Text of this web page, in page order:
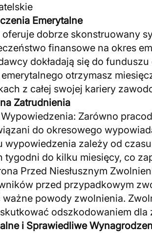
Emerytalne
oferuje dobrze skonstruowany
finansowe na okres
dokładają się do
otrzymasz
z całej swojej kariery
Zatrudnienia
Zarówno
do okresowego
wypowiedzenia zależy od
tygodni do kilku miesięcy, co
Przed Niesłusznym
przed przypadkowym
ważne powody zwolnienia.
odszkodowaniem
i Sprawiedliwe